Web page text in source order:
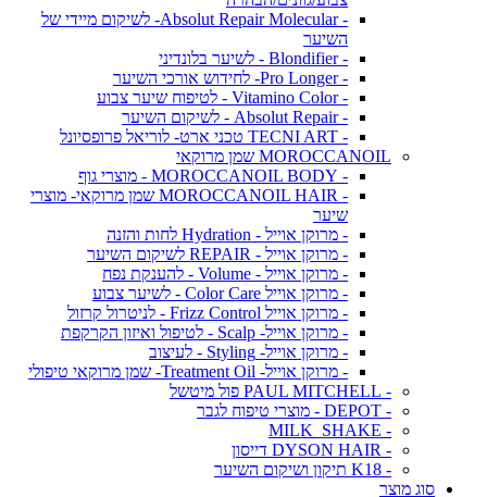
- Absolut Repair Molecular- לשיקום מיידי של
השיער
- Blondifier - לשיער בלונדיני
- Pro Longer- לחידוש אורכי השיער
- Vitamino Color - לטיפוח שיער צבוע
- Absolut Repair - לשיקום השיער
- TECNI ART טכני ארט- לוריאל פרופסיונל
MOROCCANOIL שמן מרוקאי
- MOROCCANOIL BODY - מוצרי גוף
- MOROCCANOIL HAIR שמן מרוקאי- מוצרי
שיער
- מרוקן אוייל - Hydration לחות והזנה
- מרוקן אוייל - REPAIR לשיקום השיער
- מרוקן אוייל - Volume - להענקת נפח
- מרוקן אוייל Color Care - לשיער צבוע
- מרוקן אוייל Frizz Control - לניטרול קרזול
- מרוקן אוייל- Scalp - לטיפול ואיזון הקרקפת
- מרוקן אוייל- Styling - לעיצוב
- מרוקן אוייל- Treatment Oil- שמן מרוקאי טיפולי
- PAUL MITCHELL פול מיטשל
- DEPOT - מוצרי טיפוח לגבר
- MILK_SHAKE
- DYSON HAIR דייסון
- K18 תיקון ושיקום השיער
סוג מוצר